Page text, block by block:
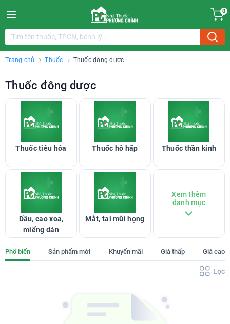
0
Trang chủ Thuốc Thuốc đông dược
Thuốc đông dược
Thuốc tiêu hóa Thuốc hô hấp Thuốc thần kinh
Dầu, cao xoa,
miếng dán
Mắt, tai mũi họng
Xem thêm
danh mục
Phổ biến Sản phẩm mới Khuyến mãi Giá thấp Giá cao
Lọc